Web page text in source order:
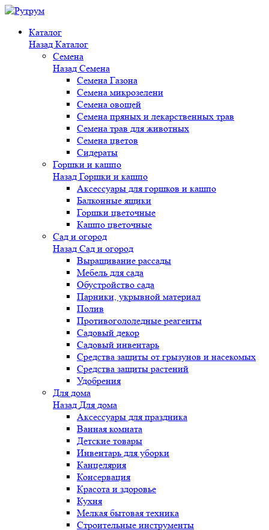
Каталог
Назад Каталог
Семена
Назад Семена
Семена Газона
Семена микрозелени
Семена овощей
Семена пряных и лекарственных трав
Семена трав для животных
Семена цветов
Сидераты
Горшки и кашпо
Назад Горшки и кашпо
Аксессуары для горшков и кашпо
Балконные ящики
Горшки цветочные
Кашпо цветочные
Сад и огород
Назад Сад и огород
Выращивание рассады
Мебель для сада
Обустройство сада
Парники, укрывной материал
Полив
Противогололедные реагенты
Садовый декор
Садовый инвентарь
Средства защиты от грызунов и насекомых
Средства защиты растений
Удобрения
Для дома
Назад Для дома
Аксессуары для праздника
Ванная комната
Детские товары
Инвентарь для уборки
Канцелярия
Консервация
Красота и здоровье
Кухня
Мелкая бытовая техника
Строительные инструменты